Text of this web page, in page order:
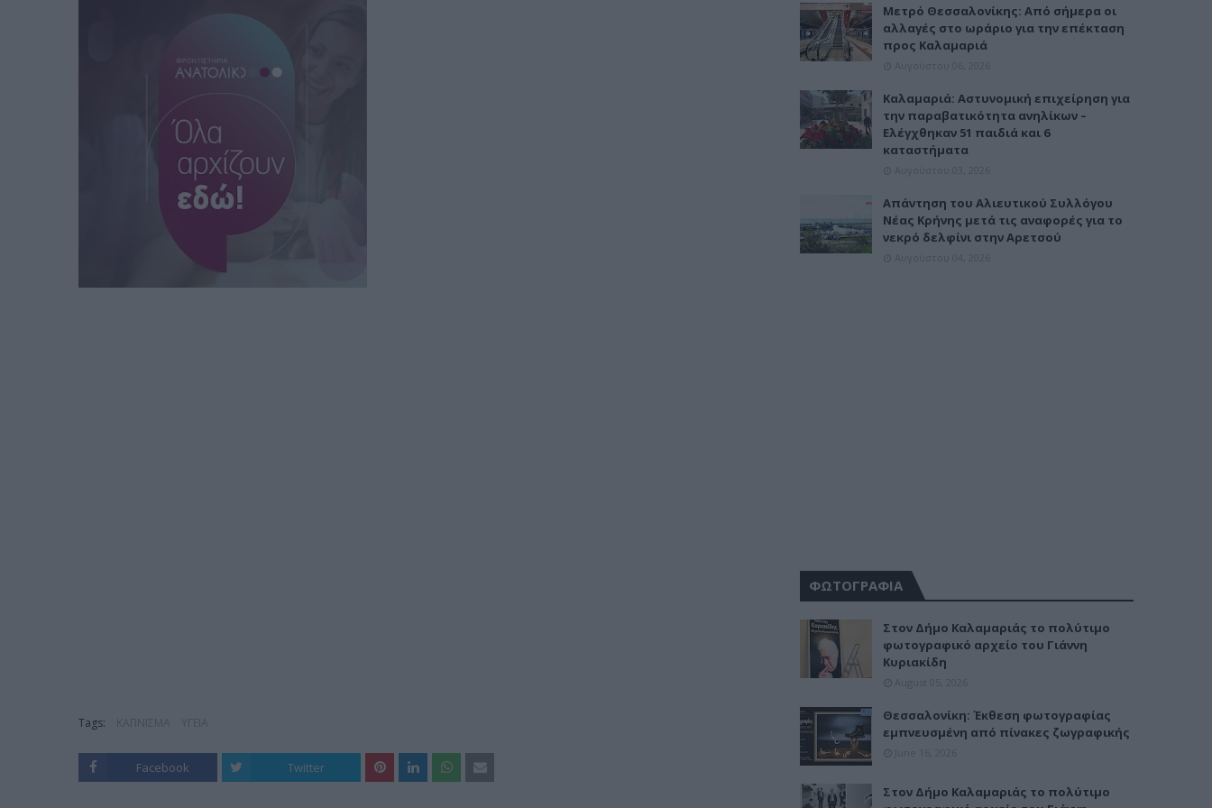
Tags:
Facebook Twitter
Μετρό Θεσσαλονίκης: Από σήμερα οι
αλλαγές στο ωράριο για την επέκταση
προς Καλαμαριά
Καλαμαριά: Αστυνομική επιχείρηση για
την παραβατικότητα ανηλίκων –
Ελέγχθηκαν 51 παιδιά και 6
καταστήματα
Απάντηση του Αλιευτικού Συλλόγου
Νέας Κρήνης μετά τις αναφορές για το
νεκρό δελφίνι στην Αρετσού
ΦΩΤΟΓΡΑΦΙΑ
Στον Δήμο Καλαμαριάς το πολύτιμο
φωτογραφικό αρχείο του Γιάννη
Κυριακίδη
Θεσσαλονίκη: Έκθεση φωτογραφίας
εμπνευσμένη από πίνακες ζωγραφικής
Στον Δήμο Καλαμαριάς το πολύτιμο